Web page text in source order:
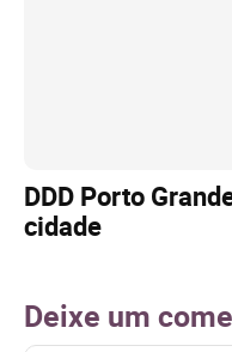
DDD Porto
cidade
Deixe um